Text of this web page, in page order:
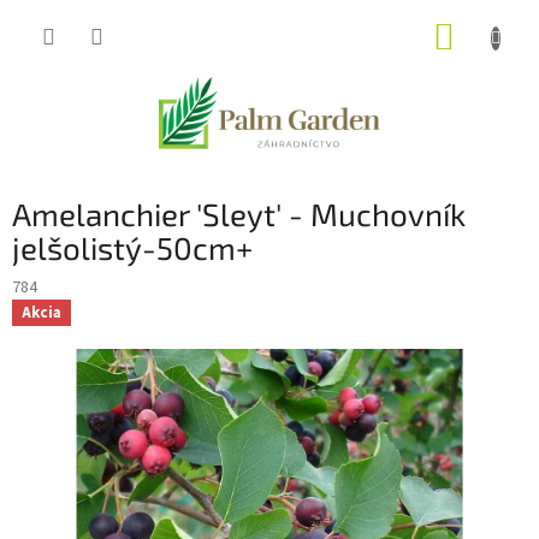
Amelanchier 'Sleyt' - Muchovník
jelšolistý-50cm+
784
Akcia